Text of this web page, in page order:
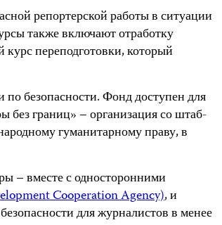
репортерской работы в ситуации
также включают отработку
переподготовки, который
безопасности. Фонд доступен для
границ» – организация со штаб-
гуманитарному праву, в
– вместе с односторонними
Cooperation Agency), и
для журналистов в менее